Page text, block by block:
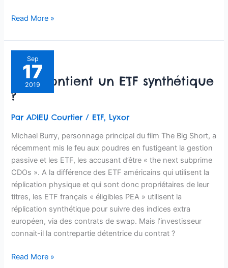
Read More »
Sep
17
2019
Que contient un ETF synthétique
?
ParADIEU Courtier /ETF,Lyxor
Michael Burry, personnage principal du film The Big Short, a
récemment mis le feu aux poudres en fustigeant la gestion
passive et les ETF, les accusant d’être « the next subprime
CDOs ». A la différence des ETF américains qui utilisent la
réplication physique et qui sont donc propriétaires de leur
titres, les ETF français « éligibles PEA » utilisent la
réplication synthétique pour suivre des indices extra
européen, via des contrats de swap. Mais l’investisseur
connait-il la contrepartie détentrice du contrat ?
contient
ETF
?
Read More »